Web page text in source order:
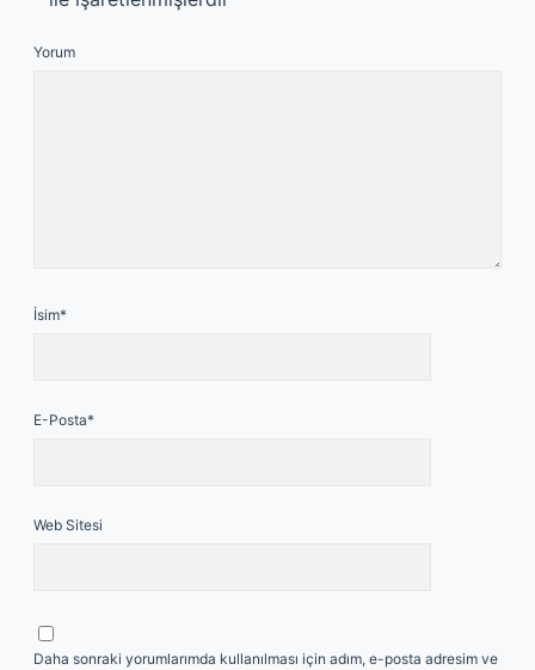
Yorum
İsim*
E-Posta*
Web Sitesi
Daha sonraki yorumlarımda kullanılması için adım, e-posta adresim ve